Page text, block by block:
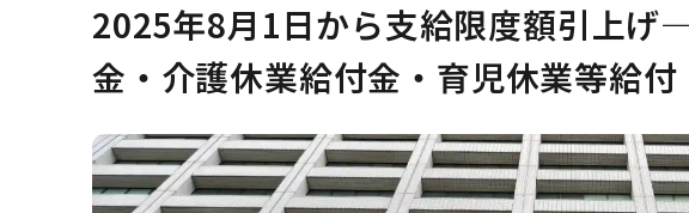
2025年8月1日から支給限度額引上げ
金・介護休業給付金・育児休業等給付